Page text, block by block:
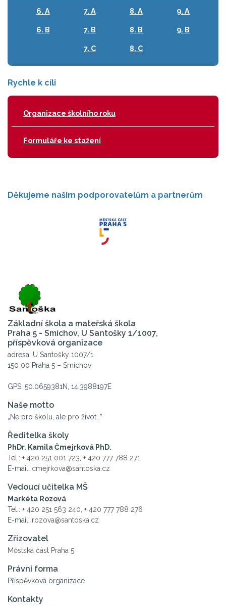
6. A
6. B
7. A
7. B
7. C
8. A
8. B
8. C
9. A
9. B
Rychle k cíli
Organizace školního roku
Formuláře ke stažení
Děkujeme našim podporovatelům a partnerům
Základní škola a mateřská škola
Praha 5 - Smíchov, U Santošky 1/1007,
příspěvková organizace
adresa: U Santošky 1007/1
150 00 Praha 5 – Smíchov
GPS: 50.0659381N, 14.3988197E
Naše motto
„Ne pro školu, ale pro život…“
Ředitelka školy
PhDr. Kamila Čmejrková PhD.
Tel.: + 420 251 001 723 + 420 777 788 271
E-mail: cmejrkova@santoska.cz
Vedoucí učitelka MŠ
Markéta Rozová
Tel.: + 420 251 563 240 + 420 777 788 276
E-mail: rozova@santoska.cz
Zřizovatel
Městská část Praha 5
Právní forma
Příspěvková organizace
Kontakty